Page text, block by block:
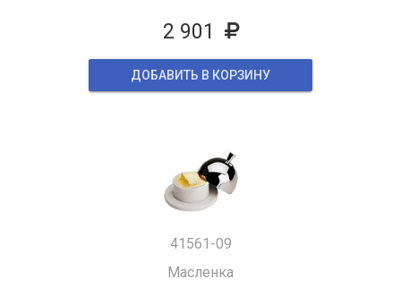
2 901
ДОБАВИТЬ В КОРЗИНУ
41561-09
Масленка